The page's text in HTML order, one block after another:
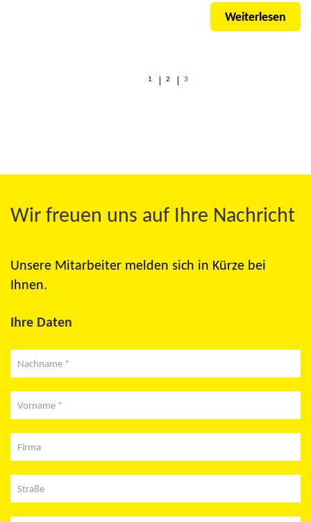
Weiterlesen
1 2 3
Wir freuen uns auf Ihre Nachricht
Unsere Mitarbeiter melden sich in Kürze bei
Ihnen.
Ihre Daten